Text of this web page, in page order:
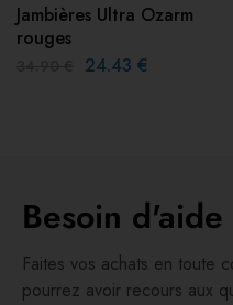
Jambières Ultra Ozarm
rouges
24.43 €
Besoin d'aide
Faites vos achats en toute
pourrez avoir recours aux